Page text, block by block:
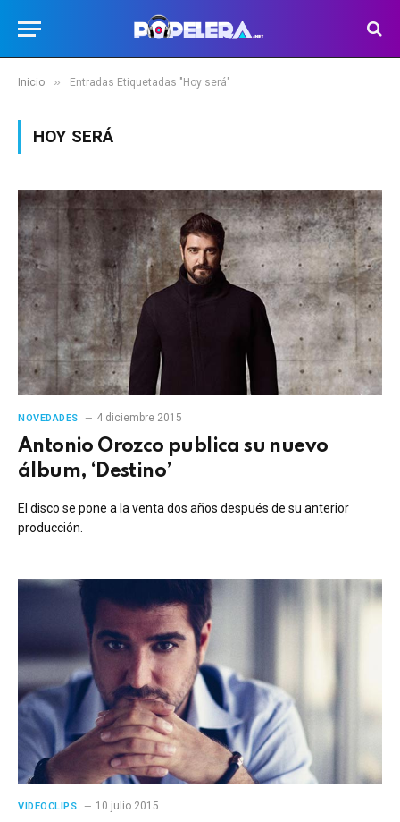
Inicio » Entradas Etiquetadas "Hoy será"
HOY SERÁ
NOVEDADES 4 diciembre 2015
Antonio Orozco publica su nuevo
álbum, ‘Destino’
El disco se pone a la venta dos años después de su anterior
producción.
VIDEOCLIPS 10 julio 2015